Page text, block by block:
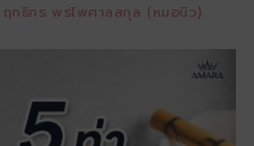
ทธิกร พรไพศาลสกุล (หมอนิว)